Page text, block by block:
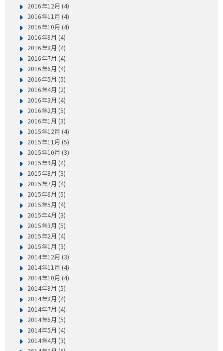
2016年12月 (4)
2016年11月 (4)
2016年10月 (4)
2016年9月 (4)
2016年8月 (4)
2016年7月 (4)
2016年6月 (4)
2016年5月 (5)
2016年4月 (2)
2016年3月 (4)
2016年2月 (5)
2016年1月 (3)
2015年12月 (4)
2015年11月 (5)
2015年10月 (3)
2015年9月 (4)
2015年8月 (3)
2015年7月 (4)
2015年6月 (5)
2015年5月 (4)
2015年4月 (3)
2015年3月 (5)
2015年2月 (4)
2015年1月 (3)
2014年12月 (3)
2014年11月 (4)
2014年10月 (4)
2014年9月 (5)
2014年8月 (4)
2014年7月 (4)
2014年6月 (5)
2014年5月 (4)
2014年4月 (3)